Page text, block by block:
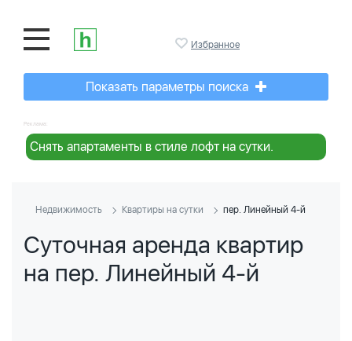
Избранное
Показать параметры поиска
Реклама:
Снять апартаменты в стиле лофт на сутки.
Недвижимость Квартиры на сутки пер. Линейный 4-й
Суточная аренда квартир
на пер. Линейный 4-й